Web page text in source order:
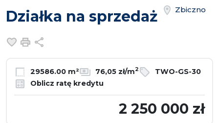
Działka na sprzedaż Zbiczno
Dodaj do ulubionych
Drukuj
29586.00 m² 76,05 zł/m2
TWO-GS-30
Oblicz ratę kredytu
2 250 000 zł